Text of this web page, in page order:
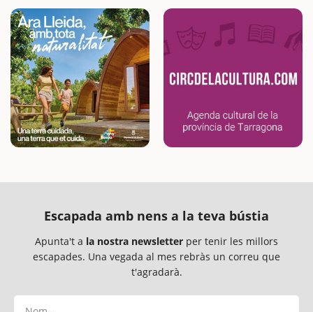
Escapada amb nens a la teva bústia
Apunta't a la nostra newsletter per tenir les millors
escapades. Una vegada al mes rebràs un correu que
t'agradarà.